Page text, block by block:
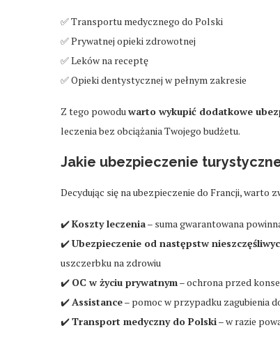
✅ Transportu medycznego do Polski
✅ Prywatnej opieki zdrowotnej
✅ Leków na receptę
✅ Opieki dentystycznej w pełnym zakresie
Z tego powoduwarto wykupić dodatkowe
leczenia bez obciążania Twojego budżetu.
Jakie ubezpieczenie
Decydując się na ubezpieczenie do Francji, warto
✔️Koszty leczenia– suma gwarantowana
✔️Ubezpieczenie od następstw
uszczerbku na zdrowiu
✔️ OC w życiu prywatnym– ochrona przed
✔️Assistance– pomoc w przypadku zagubienia
✔️Transport medyczny do Polski– w razie